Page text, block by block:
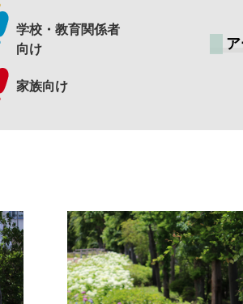
学校・教育関係者
向け
家族向け